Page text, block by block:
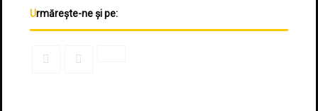
Urmărește-ne și pe: